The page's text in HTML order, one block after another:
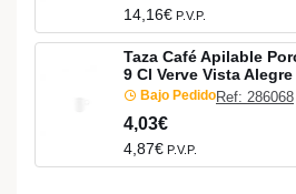
14,16€ P.V.P.
Taza Café Apilable
9 Cl Verve Vista Alegre
Bajo PedidoRef: 286068
4,03€
4,87€ P.V.P.